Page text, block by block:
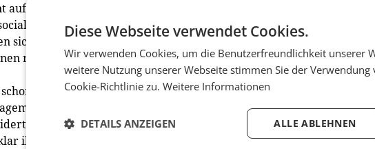
auf relevanten Bühnen und Plattformen kommunikativ aufbereiten
Dies reicht von der Key-Note auf einem einschlägigen Panel
sich Expert:innen des Unternehmens thematisch positionieren über
rund um ESG bis zum außergewöhnlichen analogen Event.
für einige namhafte Unternehmen aus den Branchen Logistik,
Getränkehandel und Unternehmensberatung diese
ESG-Kommunikationslösungen entwickeln zu dürfen. Diese
ihre Position als Themenführer und First Mover ihrer Branchen"“,
Diese Webseite verwendet Cookies.
Wir verwenden Cookies, um die Benutzerfreundlichkeit unserer
weitere Nutzung unserer Webseite stimmen Sie der Verwendung
Cookie-Richtlinie zu. Weitere Informationen
ALLE ABLEHNEN
DETAILS ANZEIGEN